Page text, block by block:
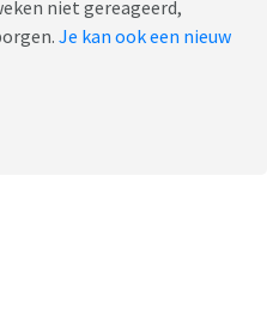
niet gereageerd,
Je kan ook een nieuw